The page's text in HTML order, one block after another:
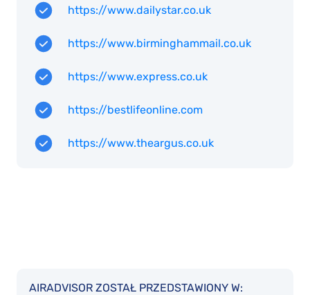
https://www.dailystar.co.uk
https://www.birminghammail.co.uk
https://www.express.co.uk
https://bestlifeonline.com
https://www.theargus.co.uk
AIRADVISOR ZOSTAŁ PRZEDSTAWIONY W: